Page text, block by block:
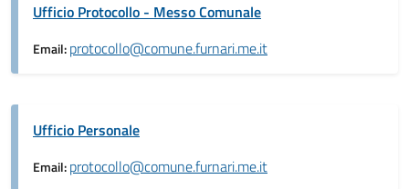
Ufficio Protocollo - Messo Comunale
Email:protocollo@comune.furnari.me.it
Ufficio Personale
Email:protocollo@comune.furnari.me.it